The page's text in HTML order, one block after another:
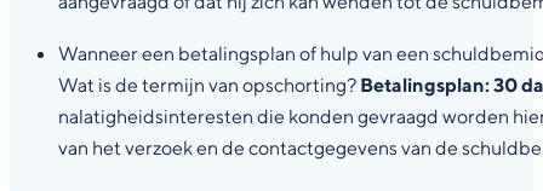
Wanneer een betalingsplan of hulp van een
Wat is de termijn van opschorting? Betalingsplan: 30
nalatigheidsinteresten die konden gevraagd worden
van het verzoek en de contactgegevens van de